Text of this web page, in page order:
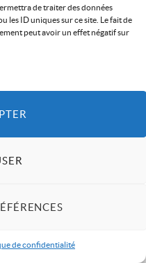
de traiter des données
les ID uniques sur ce site. Le fait de
peut avoir un effet négatif sur
de confidentialité